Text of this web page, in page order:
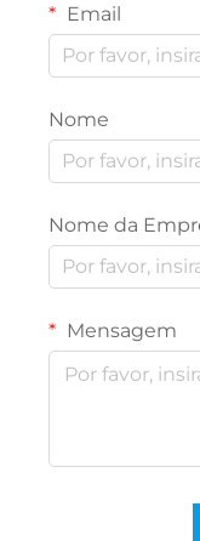
Email
Nome
Nome da
Mensagem